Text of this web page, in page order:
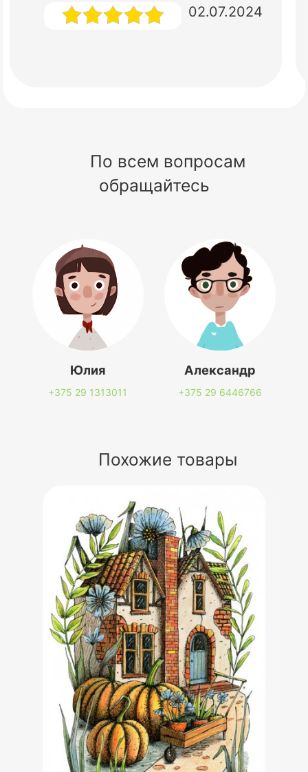
02.07.2024
По всем вопросам
обращайтесь
Юлия
+375 29 1313011
Александр
+375 29 6446766
Похожие товары